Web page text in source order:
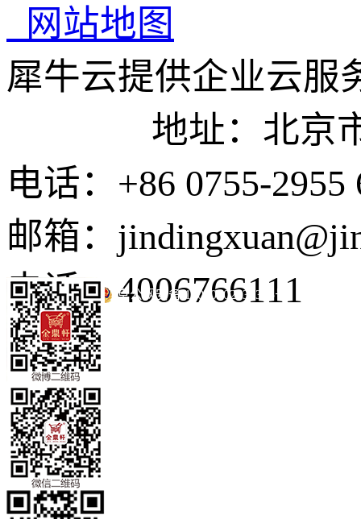
网站地图
犀牛云提供企业云服
地址：北京市东
电话：+86 0755-2955
邮箱：
电话：4006766111
京公网安备 11010502035345号